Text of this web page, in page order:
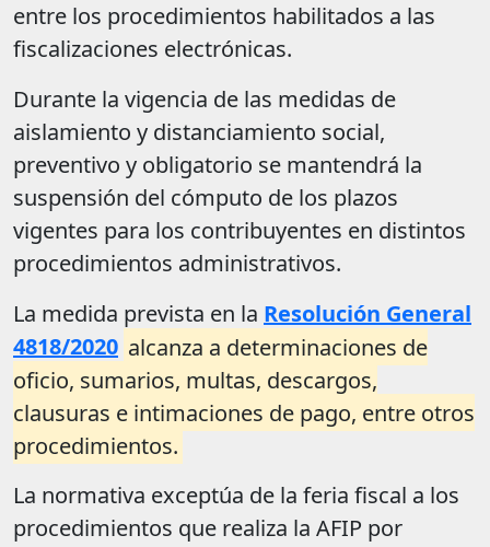
entre los procedimientos habilitados a las
fiscalizaciones electrónicas.
Durante la vigencia de las medidas de
aislamiento y distanciamiento social,
preventivo y obligatorio se mantendrá la
suspensión del cómputo de los plazos
vigentes para los contribuyentes en distintos
procedimientos administrativos.
La medida prevista en la Resolución General
4818/2020 alcanza a determinaciones de
oficio, sumarios, multas, descargos,
clausuras e intimaciones de pago, entre otros
procedimientos.
La normativa exceptúa de la feria fiscal a los
procedimientos que realiza la AFIP por